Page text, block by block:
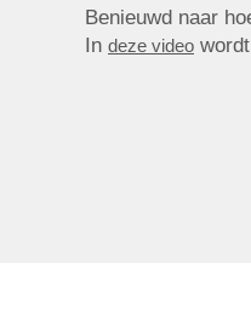
Benieuwd naar
In deze video